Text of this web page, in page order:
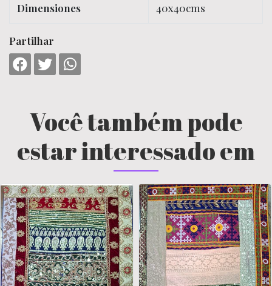
Dimensiones 40x40cms
Partilhar
Você também pode
estar interessado em